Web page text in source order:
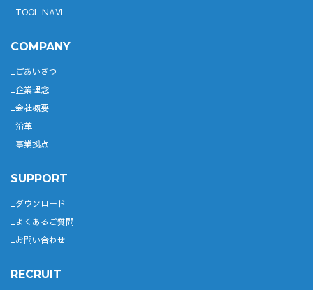
TOOL NAVI
COMPANY
ごあいさつ
企業理念
会社概要
沿革
事業拠点
SUPPORT
ダウンロード
よくあるご質問
お問い合わせ
RECRUIT